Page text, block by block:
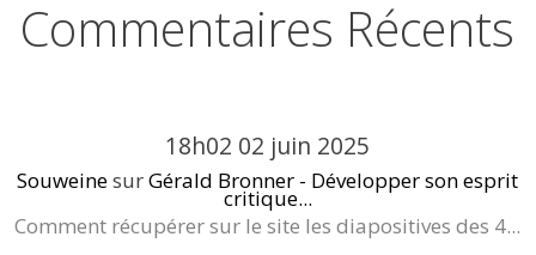
Commentaires Récents
18h02 02 juin 2025
SouweinesurGérald Bronner - Développer son esprit
critique...
Comment récupérer sur le site les diapositives des 4...